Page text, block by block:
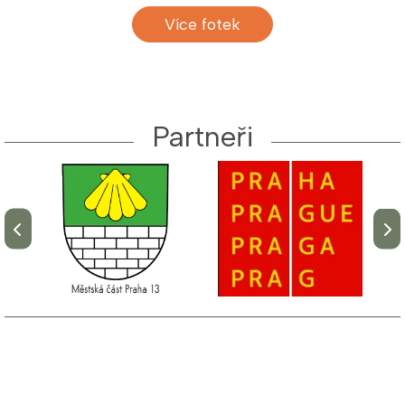
Více fotek
Partneři